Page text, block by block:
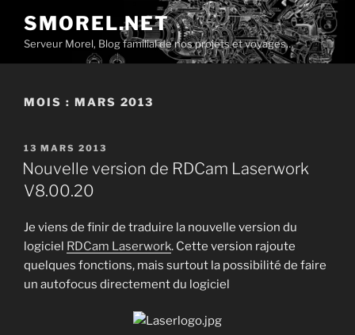
contenu
principal
SMOREL.NET
Serveur Morel, Blog familial de nos projets et voyages…
MOIS : MARS 2013
PUBLIÉ
LE
13 MARS 2013
Nouvelle version de RDCam Laserwork
V8.00.20
Je viens de finir de traduire la nouvelle version du
logiciel RDCam Laserwork. Cette version rajoute
quelques fonctions, mais surtout la possibilité de faire
un autofocus directement du logiciel